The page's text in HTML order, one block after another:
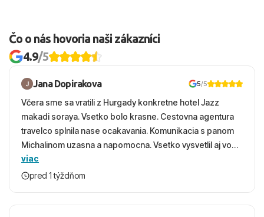
Čo o nás hovoria naši zákazníci
4.9/5
Jana Dopirakova 5/5
Včera sme sa vratili z Hurgady konkretne hotel Jazz
makadi soraya. Vsetko bolo krasne. Cestovna agentura
travelco splnila nase ocakavania. Komunikacia s panom
Michalinom uzasna a napomocna. Vsetko vysvetlil aj vo
vecernych hodinach zaco sa ospravedlnujem. Hotel
krasny, cisty. Sluzby top. Strava, prostredie, more,
viac
pred 1 týždňom